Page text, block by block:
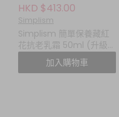
HKD $413.00
Simplism
Simplism 簡單保養藏紅
花抗老乳霜 50ml (升級
版)
加入購物車